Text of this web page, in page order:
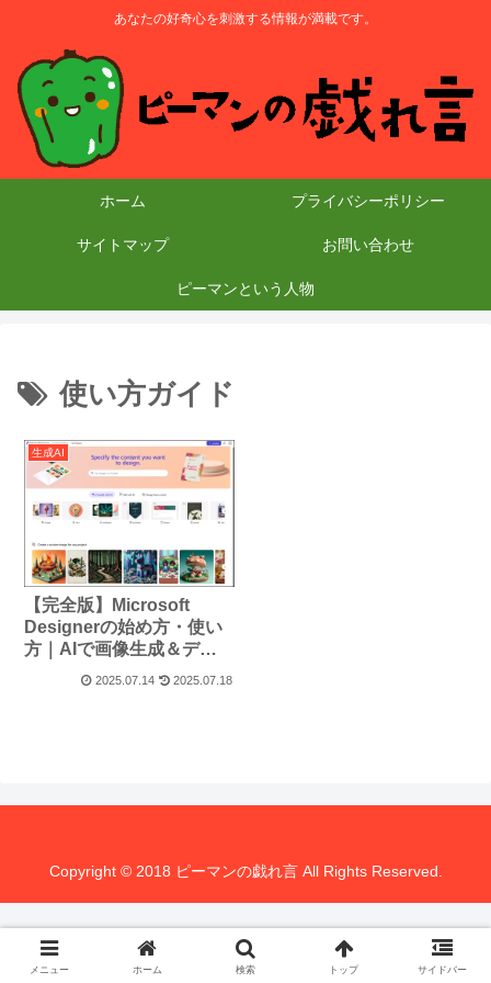
あなたの好奇心を刺激する情報が満載です。
ホーム プライバシーポリシー
サイトマップ お問い合わせ
ピーマンという人物
使い方ガイド
生成AI
【完全版】Microsoft
Designerの始め方・使い
方｜AIで画像生成＆デザ
イン自由自在！Copilotユ
2025.07.14 2025.07.18
Copyright © 2018 ピーマンの戯れ言 All Rights Reserved.
メニュー ホーム 検索 トップ サイドバー